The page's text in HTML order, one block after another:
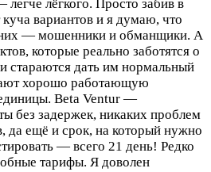
лёгкого. Просто забив в
куча вариантов и я думаю, что
них — мошенники и обманщики. А
которые реально заботятся о
стараются дать им нормальный
хорошо работающую
Beta Ventur —
без задержек, никаких проблем
да ещё и срок, на который нужно
— всего 21 день! Редко
тарифы. Я доволен